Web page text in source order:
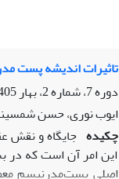
تاثیرات اندیشه پست
دوره 7، شماره 2، بهار 1405، صفحه
ایوب نوری، حسن
چکیده جایگاه و نقش
این امر آن است که در
اصلی پست‌مدرنیسم